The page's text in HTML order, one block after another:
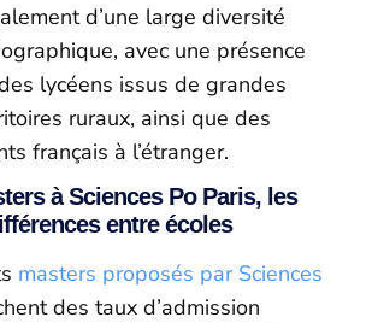
d’une large diversité
avec une présence
lycéens issus de grandes
ruraux, ainsi que des
français à l’étranger.
à Sciences Po Paris, les
entre écoles
masters proposés par Sciences
des taux d’admission